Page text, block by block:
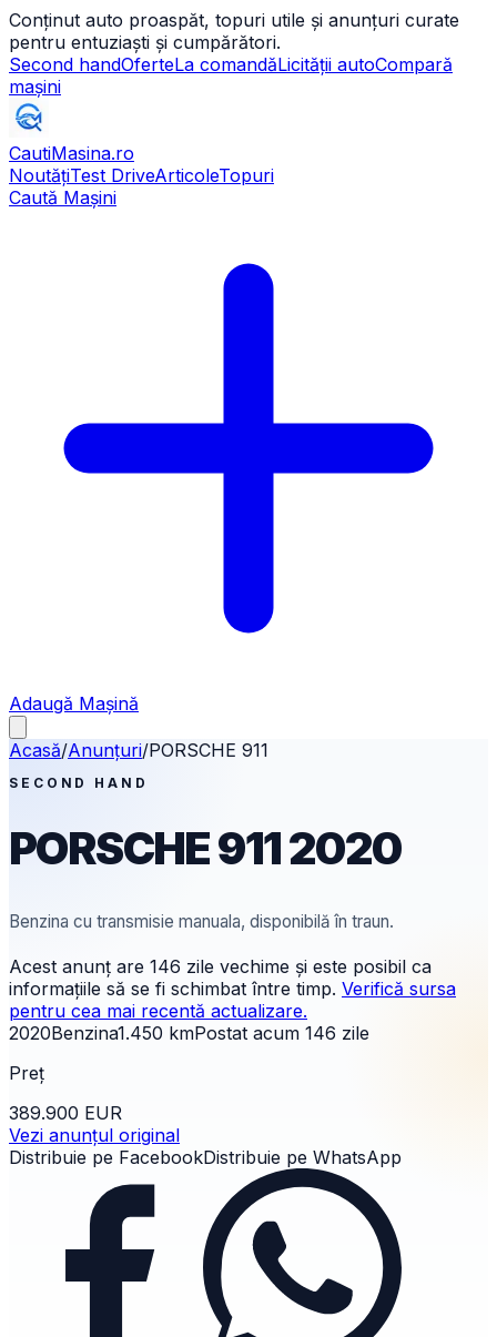
Conținut auto proaspăt, topuri utile și anunțuri curate
pentru entuziaști și cumpărători.
Second handOferteLa comandăLicității autoCompară
mașini
CautiMasina.ro
NoutățiTest DriveArticoleTopuri
Caută Mașini
Adaugă Mașină
Acasă/Anunțuri/PORSCHE 911
SECOND HAND
PORSCHE9112020
Benzina cu transmisie manuala, disponibilă în traun.
Acest anunț are 146 zile vechime și este posibil ca
informațiile să se fi schimbat între timp. Verifică sursa
pentru cea mai recentă actualizare.
2020Benzina1.450 kmPostat acum 146 zile
Preț
389.900 EUR
Vezi anunțul original
Distribuie pe FacebookDistribuie pe WhatsApp